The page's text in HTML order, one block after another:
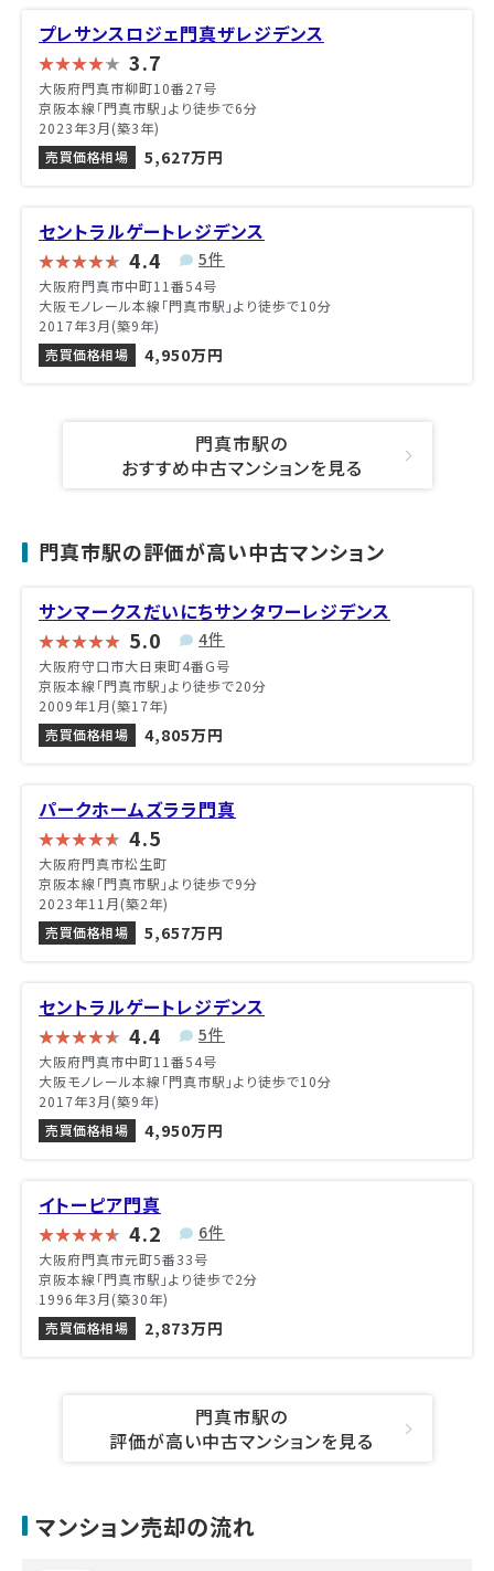
プレサンスロジェ門真ザレジデンス
3.7
大阪府門真市柳町10番27号
京阪本線「門真市駅」より徒歩で6分
2023年3月(築3年)
売買価格相場
5,627万円
セントラルゲートレジデンス
4.4 5件
大阪府門真市中町11番54号
大阪モノレール本線「門真市駅」より徒歩で10分
2017年3月(築9年)
売買価格相場
4,950万円
門真市駅の
おすすめ中古マンションを見る
門真市駅の評価が高い中古マンション
サンマークスだいにちサンタワーレジデンス
5.0 4件
大阪府守口市大日東町4番G号
京阪本線「門真市駅」より徒歩で20分
2009年1月(築17年)
売買価格相場
4,805万円
パークホームズララ門真
4.5
大阪府門真市松生町
京阪本線「門真市駅」より徒歩で9分
2023年11月(築2年)
売買価格相場
5,657万円
セントラルゲートレジデンス
4.4 5件
大阪府門真市中町11番54号
大阪モノレール本線「門真市駅」より徒歩で10分
2017年3月(築9年)
売買価格相場
4,950万円
イトーピア門真
4.2 6件
大阪府門真市元町5番33号
京阪本線「門真市駅」より徒歩で2分
1996年3月(築30年)
売買価格相場
2,873万円
門真市駅の
評価が高い中古マンションを見る
マンション売却の流れ